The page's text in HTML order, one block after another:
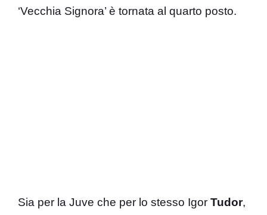
‘Vecchia Signora’ è tornata al quarto posto.
Sia per la Juve che per lo stesso Igor Tudor,